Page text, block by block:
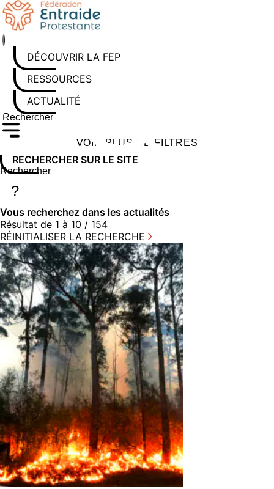
Aller
au
contenu
DÉCOUVRIR LA FEP
RESSOURCES
ACTUALITÉS
Rechercher sur le site
Saisissez au moins 3 caractères pour lancer la recherche
VOIR PLUS DE FILTRES
RECHERCHER SUR LE SITE
Rechercher sur le site
Saisissez au moins 3 caractères pour lancer la recherche
?
Vous recherchez dans les actualités
Résultat de 1 à 10 / 154
RÉINITIALISER LA RECHERCHE